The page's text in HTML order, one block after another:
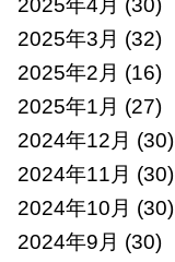
2025年4月 (30)
2025年3月 (32)
2025年2月 (16)
2025年1月 (27)
2024年12月 (30)
2024年11月 (30)
2024年10月 (30)
2024年9月 (30)